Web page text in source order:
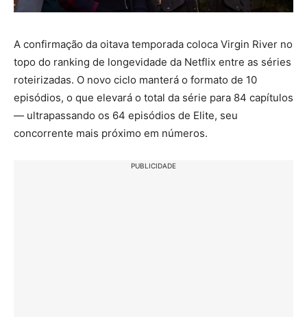
A confirmação da oitava temporada coloca Virgin River no
topo do ranking de longevidade da Netflix entre as séries
roteirizadas. O novo ciclo manterá o formato de 10
episódios, o que elevará o total da série para 84 capítulos
— ultrapassando os 64 episódios de Elite, seu
concorrente mais próximo em números.
PUBLICIDADE